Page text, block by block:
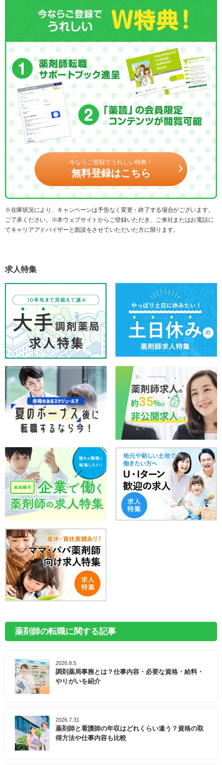
今ならご登録でうれしい特典！
無料登録はこちら
※在庫状況により、キャンペーンは予告なく変更・終了する場合がございます。
ご了承ください。※本ウェブサイトからご登録いただき、ご来社またはお電話に
てキャリアアドバイザーと面談をさせていただいた方に限ります。
求人特集
薬剤師の転職に関する記事
2026.8.5
調剤薬局事務とは？仕事内容・必要な資格・給料・
やりがいを紹介
2026.7.31
薬剤師と看護師の年収はどれくらい違う？資格の取
得方法や仕事内容も比較